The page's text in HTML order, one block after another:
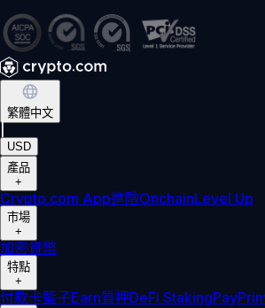
繁體中文
USD
產品
+
Crypto.com App進階OnchainLevel Up
市場
+
加密貨幣
特點
+
付款卡籃子Earn質押DeFi StakingPay